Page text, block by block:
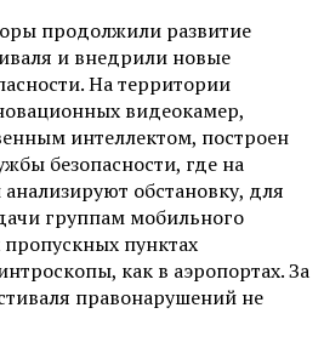
продолжили развитие
и внедрили новые
На территории
видеокамер,
интеллектом, построен
безопасности, где на
обстановку, для
группам мобильного
пунктах
как в аэропортах. За
правонарушений не